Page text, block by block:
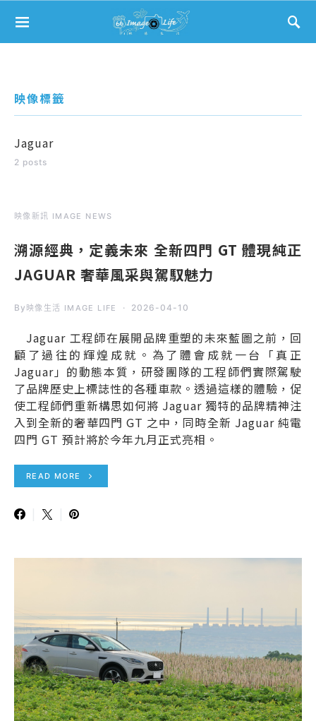
Search for:
映像標籤
Jaguar
2 posts
映像新訊 IMAGE NEWS
溯源經典，定義未來 全新四門 GT 體現純正
JAGUAR 奢華風采與駕馭魅力
By 映像生活 IMAGE LIFE 2026-04-10
Jaguar 工程師在展開品牌重塑的未來藍圖之前，回
顧了過往的輝煌成就。為了體會成就一台「真正
Jaguar」的動態本質，研發團隊的工程師們實際駕駛
了品牌歷史上標誌性的各種車款。透過這樣的體驗，促
使工程師們重新構思如何將 Jaguar 獨特的品牌精神注
入到全新的奢華四門 GT 之中，同時全新 Jaguar 純電
四門 GT 預計將於今年九月正式亮相。
READ MORE